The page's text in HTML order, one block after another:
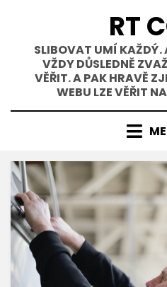
obsahu
RT
SLIBOVAT UMÍ KAŽDÝ.
VŽDY DŮSLEDNĚ
VĚŘIT. A PAK HRAVĚ
WEBU LZE VĚŘIT